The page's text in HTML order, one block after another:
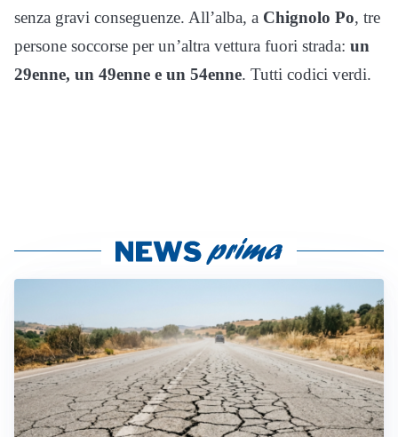
senza gravi conseguenze. All’alba, a Chignolo Po, tre
persone soccorse per un’altra vettura fuori strada: un
29enne, un 49enne e un 54enne. Tutti codici verdi.